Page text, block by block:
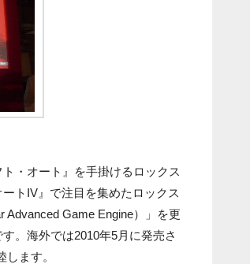
・オート』を手掛けるロックス
トIV』で注目を集めたロックス
Game Engine）」を更
。海外では2010年5月に発売さ
ます。